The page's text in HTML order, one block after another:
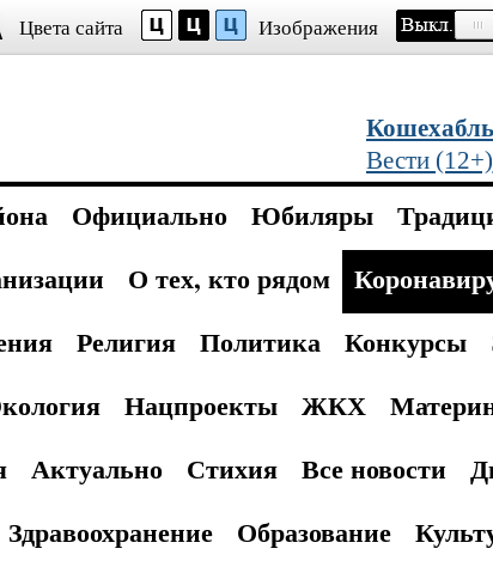
Цвета сайта Изображения
Вести (12+)
Официально Юбиляры
О тех, кто рядом
Религия Политика Конкурсы
Нацпроекты ЖКХ
Актуально Стихия Все новости
Здравоохранение Образование